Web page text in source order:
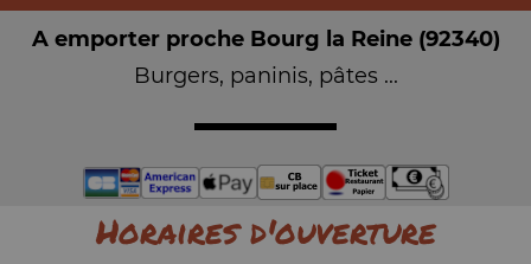
A emporter proche Bourg la Reine (92340)
Burgers, paninis, pâtes ...
Horaires d'ouverture